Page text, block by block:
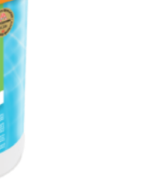
magas hőmérséklet
és
Ezek táplálékul
egymás után
jelentenek a
Klóros
fontos a
gátlása, a víz
a fürdővíz tisztán